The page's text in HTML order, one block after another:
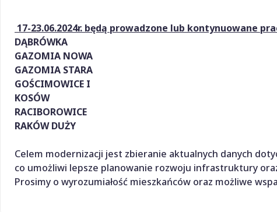
17-23.06.2024r. będą prowadzone lub kontynuowane
DĄBRÓWKA
GAZOMIA NOWA
GAZOMIA STARA
GOŚCIMOWICE I
KOSÓW
RACIBOROWICE
RAKÓW DUŻY
Celem modernizacji jest zbieranie aktualnych danych
co umożliwi lepsze planowanie rozwoju infrastruktury
Prosimy o wyrozumiałość mieszkańców oraz możliwe